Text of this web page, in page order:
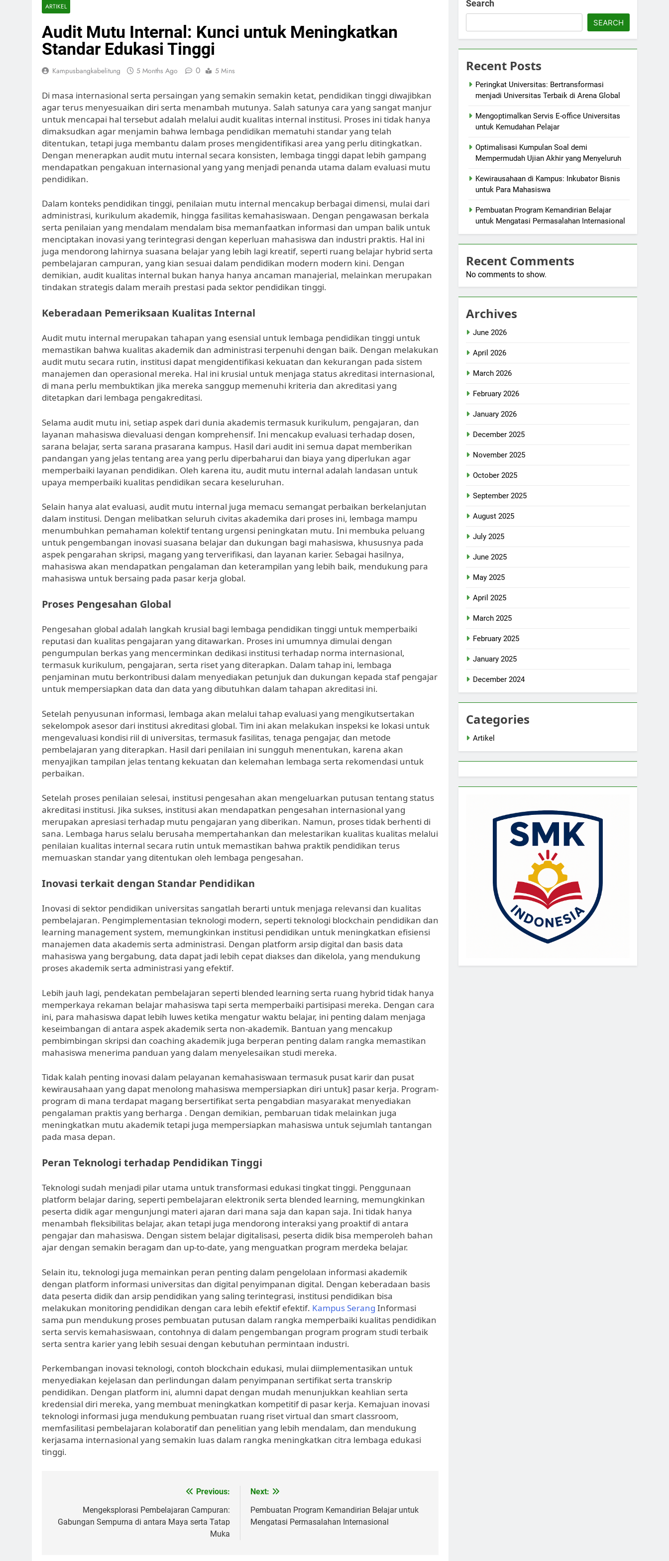
ARTIKEL
Audit Mutu Internal: Kunci untuk Meningkatkan
Standar Edukasi Tinggi
Kampusbangkabelitung 5 Months Ago 0 5 Mins
Di masa internasional serta persaingan yang semakin semakin ketat, pendidikan tinggi diwajibkan
agar terus menyesuaikan diri serta menambah mutunya. Salah satunya cara yang sangat manjur
untuk mencapai hal tersebut adalah melalui audit kualitas internal institusi. Proses ini tidak hanya
dimaksudkan agar menjamin bahwa lembaga pendidikan mematuhi standar yang telah
ditentukan, tetapi juga membantu dalam proses mengidentifikasi area yang perlu ditingkatkan.
Dengan menerapkan audit mutu internal secara konsisten, lembaga tinggi dapat lebih gampang
mendapatkan pengakuan internasional yang yang menjadi penanda utama dalam evaluasi mutu
pendidikan.
Dalam konteks pendidikan tinggi, penilaian mutu internal mencakup berbagai dimensi, mulai dari
administrasi, kurikulum akademik, hingga fasilitas kemahasiswaan. Dengan pengawasan berkala
serta penilaian yang mendalam mendalam bisa memanfaatkan informasi dan umpan balik untuk
menciptakan inovasi yang terintegrasi dengan keperluan mahasiswa dan industri praktis. Hal ini
juga mendorong lahirnya suasana belajar yang lebih lagi kreatif, seperti ruang belajar hybrid serta
pembelajaran campuran, yang kian sesuai dalam pendidikan modern modern kini. Dengan
demikian, audit kualitas internal bukan hanya hanya ancaman manajerial, melainkan merupakan
tindakan strategis dalam meraih prestasi pada sektor pendidikan tinggi.
Keberadaan Pemeriksaan Kualitas Internal
Audit mutu internal merupakan tahapan yang esensial untuk lembaga pendidikan tinggi untuk
memastikan bahwa kualitas akademik dan administrasi terpenuhi dengan baik. Dengan melakukan
audit mutu secara rutin, institusi dapat mengidentifikasi kekuatan dan kekurangan pada sistem
manajemen dan operasional mereka. Hal ini krusial untuk menjaga status akreditasi internasional,
di mana perlu membuktikan jika mereka sanggup memenuhi kriteria dan akreditasi yang
ditetapkan dari lembaga pengakreditasi.
Selama audit mutu ini, setiap aspek dari dunia akademis termasuk kurikulum, pengajaran, dan
layanan mahasiswa dievaluasi dengan komprehensif. Ini mencakup evaluasi terhadap dosen,
sarana belajar, serta sarana prasarana kampus. Hasil dari audit ini semua dapat memberikan
pandangan yang jelas tentang area yang perlu diperbaharui dan biaya yang diperlukan agar
memperbaiki layanan pendidikan. Oleh karena itu, audit mutu internal adalah landasan untuk
upaya memperbaiki kualitas pendidikan secara keseluruhan.
Selain hanya alat evaluasi, audit mutu internal juga memacu semangat perbaikan berkelanjutan
dalam institusi. Dengan melibatkan seluruh civitas akademika dari proses ini, lembaga mampu
menumbuhkan pemahaman kolektif tentang urgensi peningkatan mutu. Ini membuka peluang
untuk pengembangan inovasi suasana belajar dan dukungan bagi mahasiswa, khususnya pada
aspek pengarahan skripsi, magang yang terverifikasi, dan layanan karier. Sebagai hasilnya,
mahasiswa akan mendapatkan pengalaman dan keterampilan yang lebih baik, mendukung para
mahasiswa untuk bersaing pada pasar kerja global.
Proses Pengesahan Global
Pengesahan global adalah langkah krusial bagi lembaga pendidikan tinggi untuk memperbaiki
reputasi dan kualitas pengajaran yang ditawarkan. Proses ini umumnya dimulai dengan
pengumpulan berkas yang mencerminkan dedikasi institusi terhadap norma internasional,
termasuk kurikulum, pengajaran, serta riset yang diterapkan. Dalam tahap ini, lembaga
penjaminan mutu berkontribusi dalam menyediakan petunjuk dan dukungan kepada staf pengajar
untuk mempersiapkan data dan data yang dibutuhkan dalam tahapan akreditasi ini.
Setelah penyusunan informasi, lembaga akan melalui tahap evaluasi yang mengikutsertakan
sekelompok asesor dari institusi akreditasi global. Tim ini akan melakukan inspeksi ke lokasi untuk
mengevaluasi kondisi riil di universitas, termasuk fasilitas, tenaga pengajar, dan metode
pembelajaran yang diterapkan. Hasil dari penilaian ini sungguh menentukan, karena akan
menyajikan tampilan jelas tentang kekuatan dan kelemahan lembaga serta rekomendasi untuk
perbaikan.
Setelah proses penilaian selesai, institusi pengesahan akan mengeluarkan putusan tentang status
akreditasi institusi. Jika sukses, institusi akan mendapatkan pengesahan internasional yang
merupakan apresiasi terhadap mutu pengajaran yang diberikan. Namun, proses tidak berhenti di
sana. Lembaga harus selalu berusaha mempertahankan dan melestarikan kualitas kualitas melalui
penilaian kualitas internal secara rutin untuk memastikan bahwa praktik pendidikan terus
memuaskan standar yang ditentukan oleh lembaga pengesahan.
Inovasi terkait dengan Standar Pendidikan
Inovasi di sektor pendidikan universitas sangatlah berarti untuk menjaga relevansi dan kualitas
pembelajaran. Pengimplementasian teknologi modern, seperti teknologi blockchain pendidikan dan
learning management system, memungkinkan institusi pendidikan untuk meningkatkan efisiensi
manajemen data akademis serta administrasi. Dengan platform arsip digital dan basis data
mahasiswa yang bergabung, data dapat jadi lebih cepat diakses dan dikelola, yang mendukung
proses akademik serta administrasi yang efektif.
Lebih jauh lagi, pendekatan pembelajaran seperti blended learning serta ruang hybrid tidak hanya
memperkaya rekaman belajar mahasiswa tapi serta memperbaiki partisipasi mereka. Dengan cara
ini, para mahasiswa dapat lebih luwes ketika mengatur waktu belajar, ini penting dalam menjaga
keseimbangan di antara aspek akademik serta non-akademik. Bantuan yang mencakup
pembimbingan skripsi dan coaching akademik juga berperan penting dalam rangka memastikan
mahasiswa menerima panduan yang dalam menyelesaikan studi mereka.
Tidak kalah penting inovasi dalam pelayanan kemahasiswaan termasuk pusat karir dan pusat
kewirausahaan yang dapat menolong mahasiswa mempersiapkan diri untuk] pasar kerja. Program-
program di mana terdapat magang bersertifikat serta pengabdian masyarakat menyediakan
pengalaman praktis yang berharga . Dengan demikian, pembaruan tidak melainkan juga
meningkatkan mutu akademik tetapi juga mempersiapkan mahasiswa untuk sejumlah tantangan
pada masa depan.
Peran Teknologi terhadap Pendidikan Tinggi
Teknologi sudah menjadi pilar utama untuk transformasi edukasi tingkat tinggi. Penggunaan
platform belajar daring, seperti pembelajaran elektronik serta blended learning, memungkinkan
peserta didik agar mengunjungi materi ajaran dari mana saja dan kapan saja. Ini tidak hanya
menambah fleksibilitas belajar, akan tetapi juga mendorong interaksi yang proaktif di antara
pengajar dan mahasiswa. Dengan sistem belajar digitalisasi, peserta didik bisa memperoleh bahan
ajar dengan semakin beragam dan up-to-date, yang menguatkan program merdeka belajar.
Selain itu, teknologi juga memainkan peran penting dalam pengelolaan informasi akademik
dengan platform informasi universitas dan digital penyimpanan digital. Dengan keberadaan basis
data peserta didik dan arsip pendidikan yang saling terintegrasi, institusi pendidikan bisa
melakukan monitoring pendidikan dengan cara lebih efektif efektif. Kampus Serang Informasi
sama pun mendukung proses pembuatan putusan dalam rangka memperbaiki kualitas pendidikan
serta servis kemahasiswaan, contohnya di dalam pengembangan program program studi terbaik
serta sentra karier yang lebih sesuai dengan kebutuhan permintaan industri.
Perkembangan inovasi teknologi, contoh blockchain edukasi, mulai diimplementasikan untuk
menyediakan kejelasan dan perlindungan dalam penyimpanan sertifikat serta transkrip
pendidikan. Dengan platform ini, alumni dapat dengan mudah menunjukkan keahlian serta
kredensial diri mereka, yang membuat meningkatkan kompetitif di pasar kerja. Kemajuan inovasi
teknologi informasi juga mendukung pembuatan ruang riset virtual dan smart classroom,
memfasilitasi pembelajaran kolaboratif dan penelitian yang lebih mendalam, dan mendukung
kerjasama internasional yang semakin luas dalam rangka meningkatkan citra lembaga edukasi
tinggi.
navigation
Previous:
Mengeksplorasi Pembelajaran Campuran:
Gabungan Sempurna di antara Maya serta Tatap
Muka
Next:
Pembuatan Program Kemandirian Belajar untuk
Mengatasi Permasalahan Internasional
Search
SEARCH
Recent Posts
Peringkat Universitas: Bertransformasi
menjadi Universitas Terbaik di Arena Global
Mengoptimalkan Servis E-office Universitas
untuk Kemudahan Pelajar
Optimalisasi Kumpulan Soal demi
Mempermudah Ujian Akhir yang Menyeluruh
Kewirausahaan di Kampus: Inkubator Bisnis
untuk Para Mahasiswa
Pembuatan Program Kemandirian Belajar
untuk Mengatasi Permasalahan Internasional
Recent Comments
No comments to show.
Archives
June 2026
April 2026
March 2026
February 2026
January 2026
December 2025
November 2025
October 2025
September 2025
August 2025
July 2025
June 2025
May 2025
April 2025
March 2025
February 2025
January 2025
December 2024
Categories
Artikel